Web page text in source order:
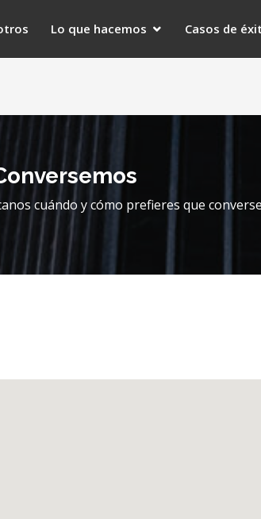
Lo que hacemos Casos de
cuándo y cómo prefieres que